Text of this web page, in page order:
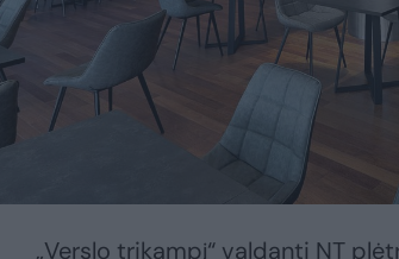
„Verslo trikampį“ valdanti NT